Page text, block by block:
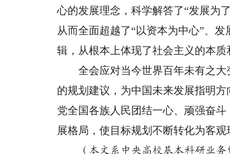
心的发展理念，科学解答了“发展为
从而全面超越了“以资本为中心”、
辑，从根本上体现了社会主义的本质
全会应对当今世界百年未有之大
的规划建议，为中国未来发展指明
党全国各族人民团结一心、顽强奋
展格局，使目标规划不断转化为客
（本文系中央高校基本科研业务